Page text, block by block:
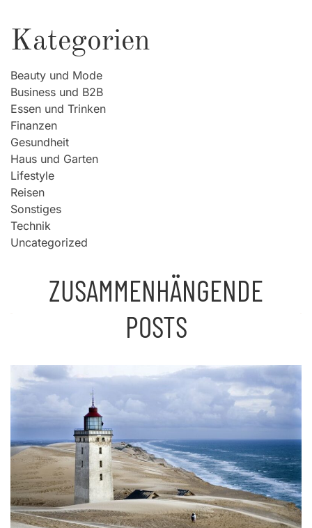
Kategorien
Beauty und Mode
Business und B2B
Essen und Trinken
Finanzen
Gesundheit
Haus und Garten
Lifestyle
Reisen
Sonstiges
Technik
Uncategorized
ZUSAMMENHÄNGENDE
POSTS